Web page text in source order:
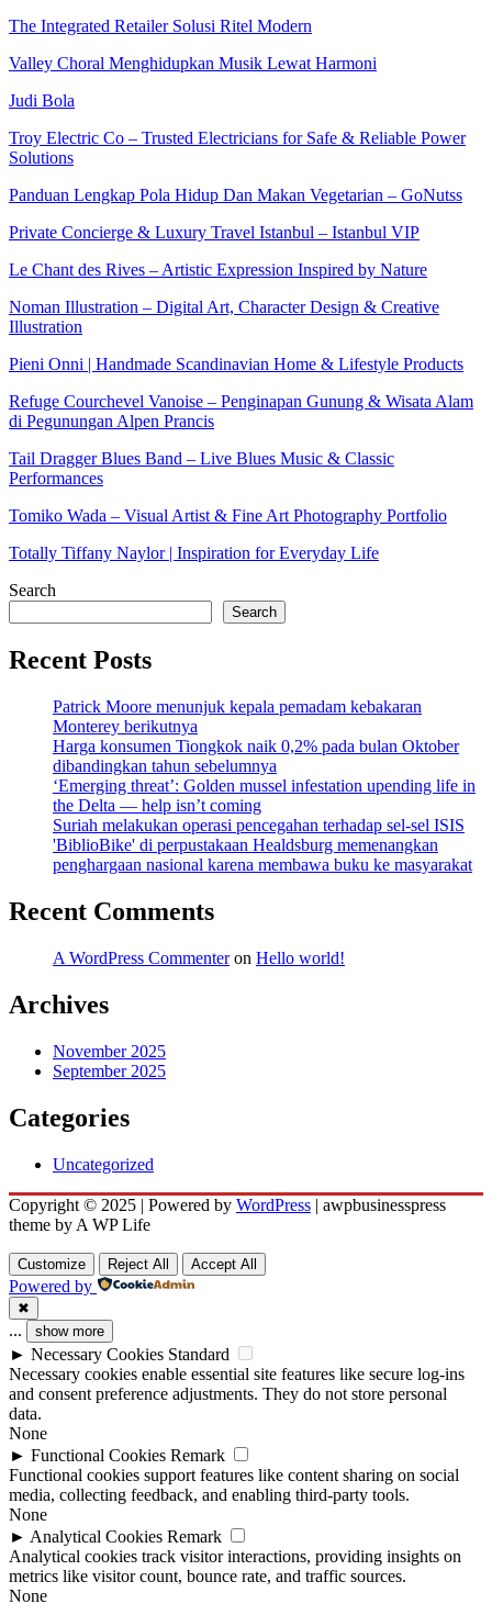
The Integrated Retailer Solusi Ritel Modern
Valley Choral Menghidupkan Musik Lewat Harmoni
Judi Bola
Troy Electric Co – Trusted Electricians for Safe & Reliable Power
Solutions
Panduan Lengkap Pola Hidup Dan Makan Vegetarian – GoNutss
Private Concierge & Luxury Travel Istanbul – Istanbul VIP
Le Chant des Rives – Artistic Expression Inspired by Nature
Noman Illustration – Digital Art, Character Design & Creative
Illustration
Pieni Onni | Handmade Scandinavian Home & Lifestyle Products
Refuge Courchevel Vanoise – Penginapan Gunung & Wisata Alam
di Pegunungan Alpen Prancis
Tail Dragger Blues Band – Live Blues Music & Classic
Performances
Tomiko Wada – Visual Artist & Fine Art Photography Portfolio
Totally Tiffany Naylor | Inspiration for Everyday Life
Search
Search
Recent Posts
Patrick Moore menunjuk kepala pemadam kebakaran
Monterey berikutnya
Harga konsumen Tiongkok naik 0,2% pada bulan Oktober
dibandingkan tahun sebelumnya
‘Emerging threat’: Golden mussel infestation upending life in
the Delta — help isn’t coming
Suriah melakukan operasi pencegahan terhadap sel-sel ISIS
'BiblioBike' di perpustakaan Healdsburg memenangkan
penghargaan nasional karena membawa buku ke masyarakat
Recent Comments
A WordPress Commenteron Hello world!
Archives
November 2025
September 2025
Categories
Uncategorized
Copyright © 2025 | Powered by WordPress | awpbusinesspress
theme by A WP Life
Customize Reject All Accept All
Powered by
✖
... show more
► Necessary Cookies Standard
Necessary cookies enable essential site features like secure log-ins
and consent preference adjustments. They do not store personal
data.
None
► Functional Cookies Remark
Functional cookies support features like content sharing on social
media, collecting feedback, and enabling third-party tools.
None
► Analytical Cookies Remark
Analytical cookies track visitor interactions, providing insights on
metrics like visitor count, bounce rate, and traffic sources.
None